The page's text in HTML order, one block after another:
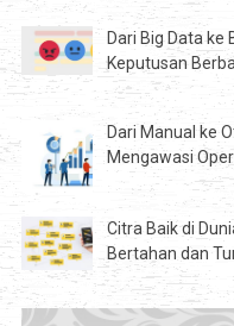
Dari Big Data ke
Keputusan
Dari Manual ke
Mengawasi
Citra Baik di
Bertahan dan